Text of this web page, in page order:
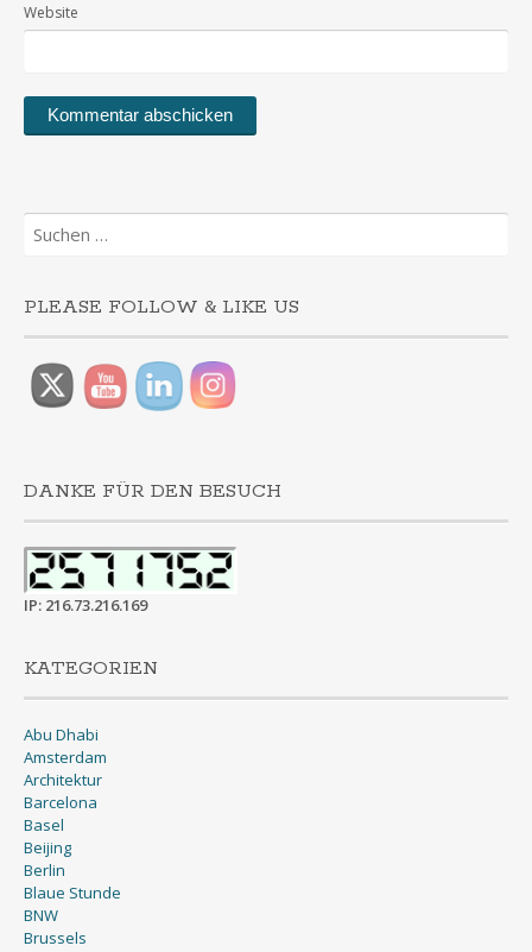
Website
Suchen
nach:
PLEASE FOLLOW & LIKE US
DANKE FÜR DEN BESUCH
IP: 216.73.216.169
KATEGORIEN
Abu Dhabi
Amsterdam
Architektur
Barcelona
Basel
Beijing
Berlin
Blaue Stunde
BNW
Brussels